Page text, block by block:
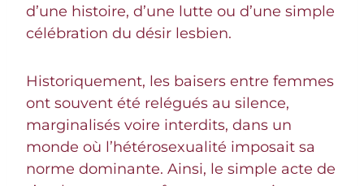
d’une histoire, d’une lutte ou d’une simple
célébration du désir lesbien.
Historiquement, les baisers entre femmes
ont souvent été relégués au silence,
marginalisés voire interdits, dans un
monde où l’hétérosexualité imposait sa
norme dominante. Ainsi, le simple acte de